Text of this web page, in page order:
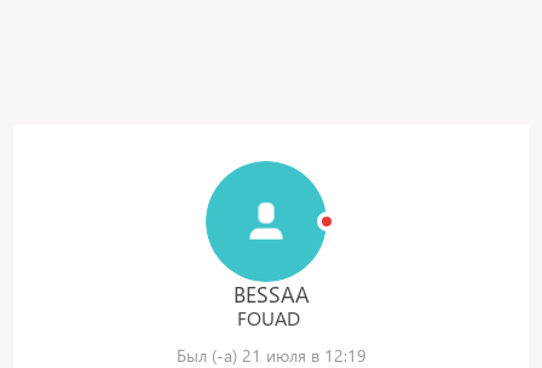
BESSAA
FOUAD
Был (-а) 21 июля в 12:19